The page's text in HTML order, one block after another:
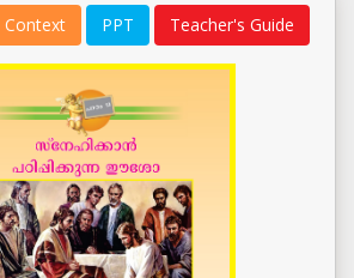
Context PPT Teacher's Guide